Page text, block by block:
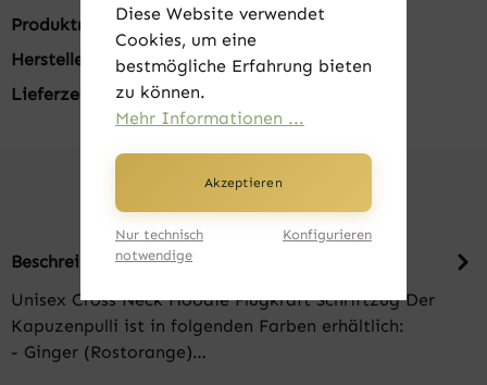
Produktnummer:FK22920-03
Hersteller:
Just Cool by AWDis
Lieferzeit:
1-3 Tage
Beschreibung
Unisex Cross Neck Hoodie Flugkraft Schriftzug Der
Kapuzenpulli ist in folgenden Farben erhältlich:
- Ginger (Rostorange)…
Diese Website verwendet
Cookies, um eine
bestmögliche Erfahrung bieten
zu können.
Mehr Informationen ...
Akzeptieren
Nur technisch
notwendige
Konfigurieren